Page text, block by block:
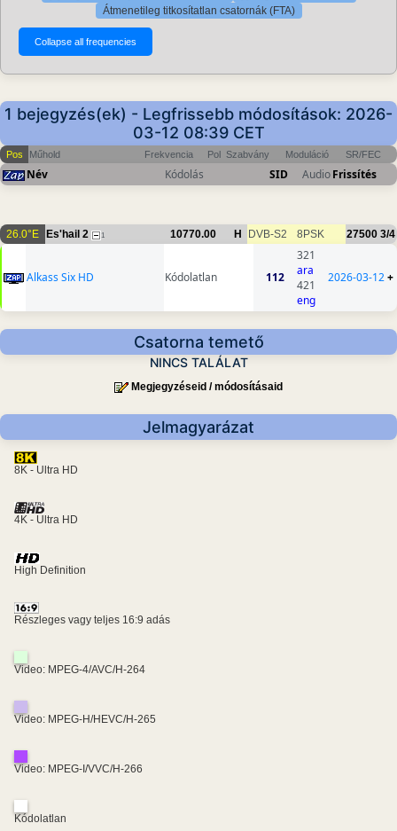
Átmenetileg titkosítatlan csatornák (FTA)
1 bejegyzés(ek) - Legfrissebb módosítások: 2026-
03-12 08:39 CET
Pos Műhold Frekvencia Pol Szabvány Moduláció SR/FEC
Név Kódolás SID AudioFrissítés
26.0°E Es'hail 2 1 10770.00 H DVB-S2 8PSK 27500 3/4
Alkass Six HD Kódolatlan 112
321
ara
421
eng
2026-03-12+
Csatorna temető
NINCS TALÁLAT
Megjegyzéseid / módosításaid
Jelmagyarázat
8K - Ultra HD
4K - Ultra HD
High Definition
Részleges vagy teljes 16:9 adás
Video: MPEG-4/AVC/H-264
Video: MPEG-H/HEVC/H-265
Video: MPEG-I/VVC/H-266
Kódolatlan